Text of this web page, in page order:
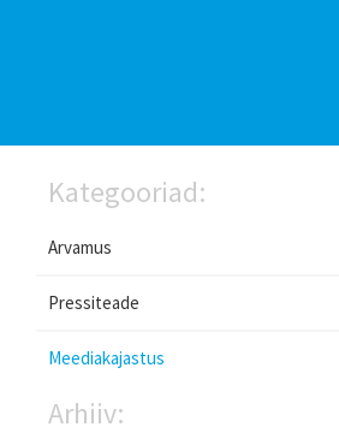
Kategooriad:
Arvamus
Pressiteade
Meediakajastus
Arhiiv: